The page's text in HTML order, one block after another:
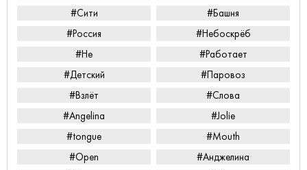
#Сити
#Башня
#Россия
#Небоскрёб
#Не
#Работает
#Детский
#Паровоз
#Взлёт
#Слова
#Angelina
#Jolie
#tongue
#Mouth
#Open
#Анджелина